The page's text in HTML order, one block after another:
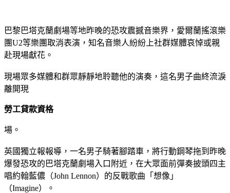
巴黎巴塔克蘭劇場等地昨晚的恐攻震撼音樂界，愛爾蘭搖滾樂
團U2等樂團取消表演，知名音樂人紛紛上社群媒體哀悼或親
赴現場獻花。
現場眾多媒體和群眾靜靜地聆聽他的演奏，這名男子曲終流淚
離開現
勞工貸款資格
場。
英國獨立報報導，一名男子騎著腳踏車，將行動鋼琴拖到昨晚
爆發恐攻的巴塔克蘭劇場入口附近，在大眾面前彈奏披頭四主
唱約翰藍儂（John Lennon）的反戰歌曲「想像」
（Imagine）。